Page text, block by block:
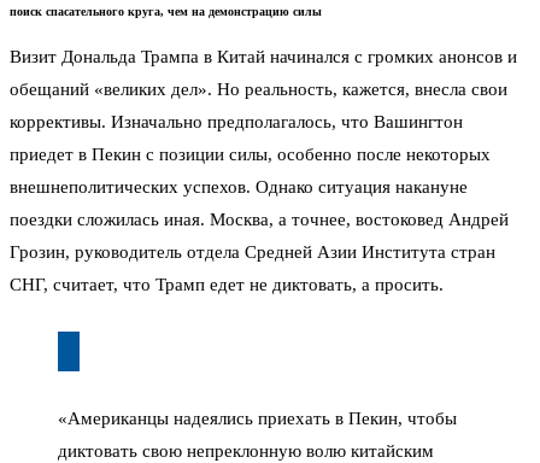
поиск спасательного круга, чем на демонстрацию силы
Визит Дональда Трампа в Китай начинался с громких анонсов и
обещаний «великих дел». Но реальность, кажется, внесла свои
коррективы. Изначально предполагалось, что Вашингтон
приедет в Пекин с позиции силы, особенно после некоторых
внешнеполитических успехов. Однако ситуация накануне
поездки сложилась иная. Москва, а точнее, востоковед Андрей
Грозин, руководитель отдела Средней Азии Института стран
СНГ, считает, что Трамп едет не диктовать, а просить.
«Американцы надеялись приехать в Пекин, чтобы
диктовать свою непреклонную волю китайским